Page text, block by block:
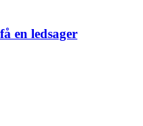
en ledsager